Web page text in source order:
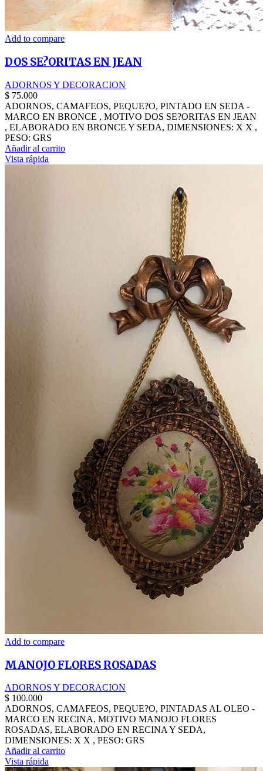
Add to compare
DOS SE?ORITAS EN JEAN
ADORNOS Y DECORACION
$ 75.000
ADORNOS, CAMAFEOS, PEQUE?O, PINTADO EN SEDA -
MARCO EN BRONCE , MOTIVO DOS SE?ORITAS EN JEAN
, ELABORADO EN BRONCE Y SEDA, DIMENSIONES: X X ,
PESO: GRS
Añadir al carrito
Vista rápida
Add to compare
MANOJO FLORES ROSADAS
ADORNOS Y DECORACION
$ 100.000
ADORNOS, CAMAFEOS, PEQUE?O, PINTADAS AL OLEO -
MARCO EN RECINA, MOTIVO MANOJO FLORES
ROSADAS, ELABORADO EN RECINA Y SEDA,
DIMENSIONES: X X , PESO: GRS
Añadir al carrito
Vista rápida